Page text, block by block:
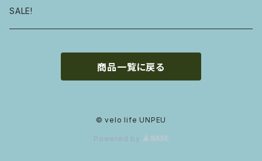
ハンドル・ステム・グリップ・ヘッドセット
タイヤ・チューブ
E.B.S
SALE!
商品一覧に戻る
© velo life UNPEU
Powered by